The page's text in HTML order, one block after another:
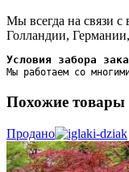
Мы всегда на связи
Голландии,
Условия забора
Мы работаем со
Похожие товары
Продано